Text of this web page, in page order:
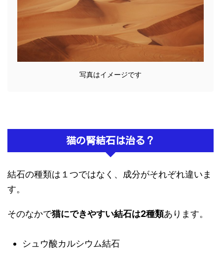
写真はイメージです
猫の腎結石は治る？
結石の種類は１つではなく、成分がそれぞれ違いま
す。
そのなかで猫にできやすい結石は2種類あります。
シュウ酸カルシウム結石